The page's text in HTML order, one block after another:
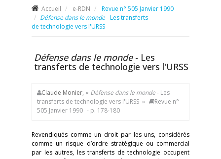
Accueil e-RDN
Revue n° 505 Janvier 1990
Défense dans le monde- Les transferts
de technologie vers l'URSS
Défense dans le monde - Les
transferts de technologie vers l'URSS
Claude Monier, « Défense dans le monde- Les
transferts de technologie vers l'URSS »
Revue n°
505 Janvier 1990 - p. 178-180
Revendiqués comme un droit par les uns, considérés
comme un risque d’ordre stratégique ou commercial
par les autres, les transferts de technologie occupent